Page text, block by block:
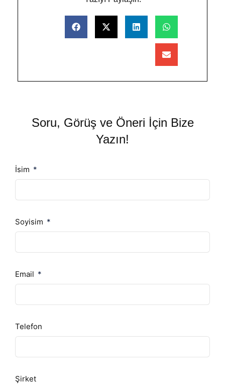
Soru, Görüş ve Öneri İçin Bize
Yazın!
İsim
Soyisim
Email
Telefon
Şirket